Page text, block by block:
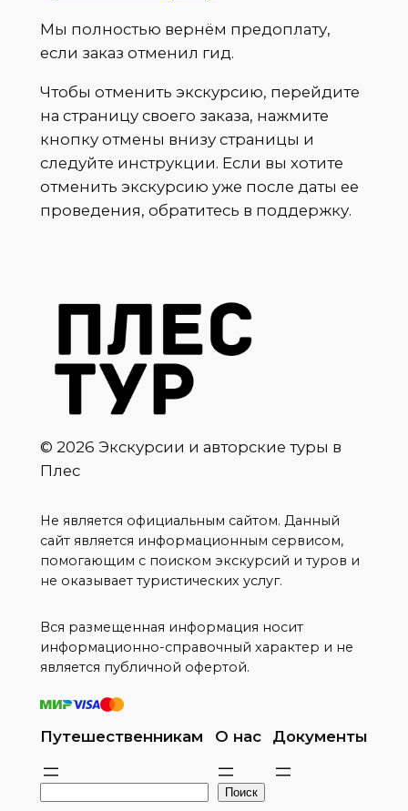
Мы полностью вернём предоплату,
если заказ отменил гид.
Чтобы отменить экскурсию, перейдите
на страницу своего заказа, нажмите
кнопку отмены внизу страницы и
следуйте инструкции. Если вы хотите
отменить экскурсию уже после даты ее
проведения, обратитесь в поддержку.
© 2026 Экскурсии и авторские туры в
Плес
Не является официальным сайтом. Данный
сайт является информационным сервисом,
помогающим с поиском экскурсий и туров и
не оказывает туристических услуг.
Вся размещенная информация носит
информационно-справочный характер и не
является публичной офертой.
Путешественникам О нас Документы
Поиск